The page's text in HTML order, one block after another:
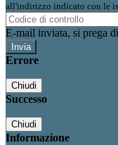
all'indirizzo indicato con le
E-mail inviata, si prega
Errore
Chiudi
Successo
Chiudi
Informazione